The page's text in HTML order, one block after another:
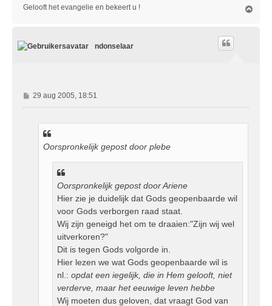
Gelooft het evangelie en bekeert u !
ndonselaar
B
e
29 aug 2005, 18:51
Oorspronkelijk gepost door plebe
Oorspronkelijk gepost door Ariene
Hier zie je duidelijk dat Gods geopenbaarde wil
voor Gods verborgen raad staat.
Wij zijn geneigd het om te draaien:"Zijn wij wel
uitverkoren?"
Dit is tegen Gods volgorde in.
Hier lezen we wat Gods geopenbaarde wil is
nl.: opdat een iegelijk, die in Hem gelooft, niet
verderve, maar het eeuwige leven hebbe
Wij moeten dus geloven, dat vraagt God van